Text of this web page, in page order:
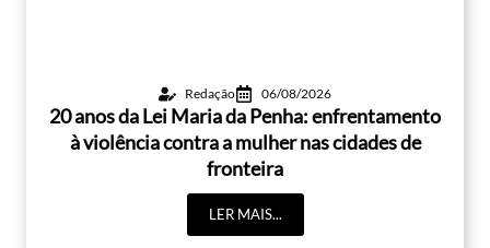
Redação 06/08/2026
20 anos da Lei Maria da Penha: enfrentamento
à violência contra a mulher nas cidades de
fronteira
LER MAIS...